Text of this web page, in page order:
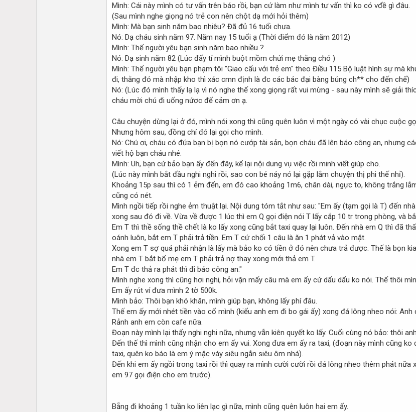
Mình: Cái này mình có tư vấn trên báo rồi, bạn cứ làm như mình tư vấn thì ko có vđề gì đâu.
(Sau mình nghe giọng nó trẻ con nên chột dạ mới hỏi thêm)
Mình: Mà bạn sinh năm bao nhiêu? Đã đủ 16 tuổi chưa.
Nó: Dạ cháu sinh năm 97. Năm nay 15 tuổi ạ (Thời điểm đó là năm 2012)
Mình: Thế người yêu bạn sinh năm bao nhiều ?
Nó: Dạ sinh năm 82 (Lúc đấy tí mình buột mồm chửi mẹ thằng chó )
Mình: Thế người yêu bạn phạm tôi "Giao cấu với trẻ em" theo Điều 115 Bộ luật hình sự mà
đi, thằng đó mà nhập kho thì xác cmn định là đc các bác đại bàng búng ch** cho đến chế)
Nó: (Lúc đó mình thấy lạ lạ vì nó nghe thế xong giọng rất vui mừng - sau này mình sẽ giải
cháu mời chú đi uống nứơc để cảm ơn ạ.
Câu chuyện dừng lại ở đó, mình nói xong thì cũng quên luôn vì một ngày có vài chục cuộc
Nhưng hôm sau, đồng chí đó lại gọi cho mình.
Nó: Chú ơi, cháu có đứa bạn bị bọn nó cướp tài sản, bọn cháu đã lên báo công an, nhưng
viết hộ bạn cháu nhé.
Mình: Uh, bạn cứ bảo bạn ấy đến đây, kể lại nội dung vụ việc rồi minh viết giúp cho.
(Lúc này mình bắt đầu nghi nghi rồi, sao con bé náy nó lại gặp lắm chuyện thị phi thế nhỉ).
Khoảng 15p sau thì có 1 ẻm đến, em đó cao khoảng 1m6, chân dài, ngực to, không trắng
cũng có nét.
Mình ngồi tiếp rồi nghe ẻm thuật lại. Nội dung tóm tắt như sau: "Em ấy (tạm gọi là T) đến
xong sau đó đi về. Vừa về được 1 lúc thì em Q gọi điện nói T lấy cắp 10 tr trong phòng, và
Em T thì thề sống thề chết là ko lấy xong cũng bắt taxi quay lại luôn. Đến nhà em Q thì đã
oánh luôn, bắt em T phải trả tiền. Em T cứ chối 1 câu là ăn 1 phát vả vào mặt.
Xong em T sợ quá phải nhận là lấy mà bảo ko có tiền ở đó nên chưa trả được. Thế là bọn
nhà em T bắt bố mẹ em T phải trả nợ thay xong mới thả em T.
Em T đc thả ra phát thì đi báo công an."
Mình nghe xong thì cũng hơi nghi, hỏi vặn mấy câu mà em ấy cứ dấu dấu ko nói. Thế thôi
Em ấy rút ví đưa mình 2 tờ 500k.
Mình bảo: Thôi bạn khó khăn, mình giúp bạn, không lấy phí đâu.
Thế em ấy mới nhét tiền vào cổ mình (kiểu anh em đi bo gái ấy) xong đá lông nheo nói:
Rảnh anh em còn cafe nữa.
Đoạn này mình lại thấy nghi nghi nữa, nhưng vẫn kiên quyết ko lấy. Cuối cùng nó bảo: thôi
Đến thế thì mình cũng nhận cho em ấy vui. Xong đưa em ấy ra taxi, (đoạn này mình cũng
taxi, quên ko báo là em ý mặc váy siêu ngắn siêu ôm nhá).
Đến khi em ấy ngồi trong taxi rồi thì quay ra mình cười cười rồi đá lông nheo thêm phát
em 97 gọi điện cho em trước).
Bẵng đi khoảng 1 tuần ko liên lạc gì nữa, mình cũng quên luôn hai em ấy.